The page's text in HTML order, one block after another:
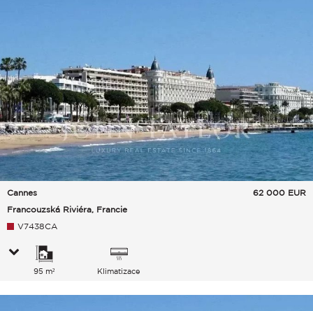
Cannes
Francouzská Riviéra, Francie
62 000 EUR
V7438CA
95 m² Klimatizace